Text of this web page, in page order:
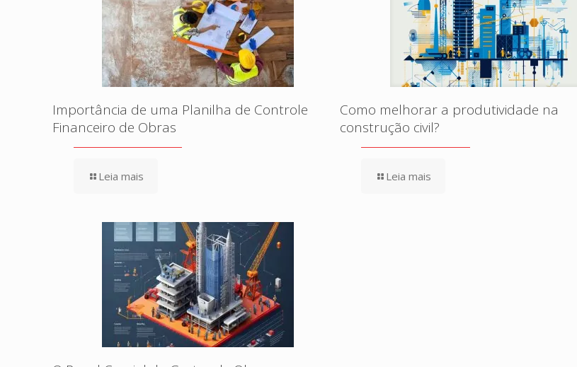
Importância de uma Planilha de Controle
Financeiro de Obras
Leia mais
Como melhorar a produtividade na
construção civil?
Leia mais